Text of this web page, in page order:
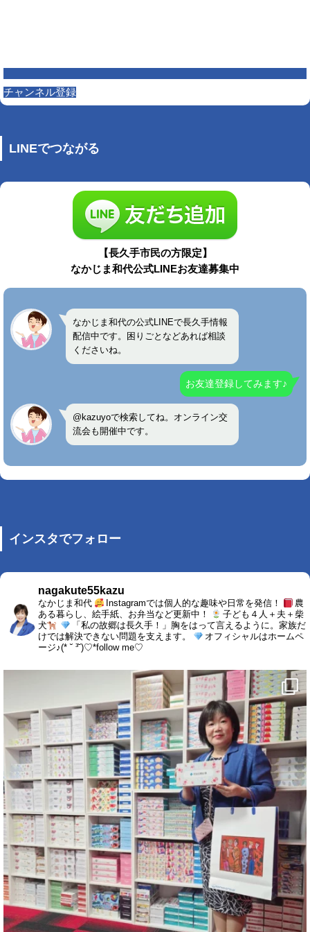
チャンネル登録
LINEでつながる
【長久手市民の方限定】
なかじま和代公式LINEお友達募集中
なかじま和代の公式LINEで長久手情報
配信中です。困りごとなどあれば相談
くださいね。
お友達登録してみます♪
@kazuyoで検索してね。オンライン交
流会も開催中です。
インスタでフォロー
nagakute55kazu
なかじま和代 Instagramでは個人的な趣味や日常を発信！
農
ある暮らし、絵手紙、お弁当など更新中！
子ども４人＋夫＋柴
犬
「私の故郷は長久手！」胸をはって言えるように。家族だ
けでは解決できない問題を支えます。
オフィシャルはホームペ
ージ♪(* ˘ ³˘)♡*follow me♡